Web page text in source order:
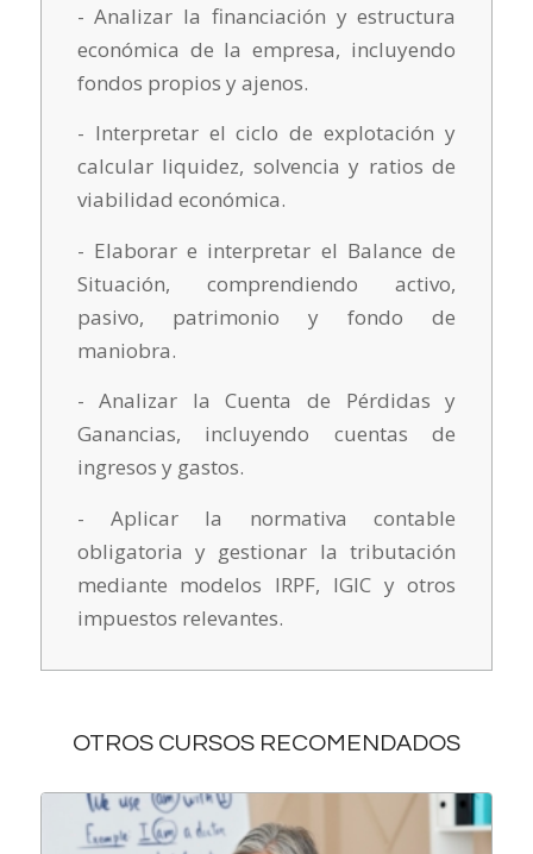
- Analizar la financiación y estructura
económica de la empresa, incluyendo
fondos propios y ajenos.
- Interpretar el ciclo de explotación y
calcular liquidez, solvencia y ratios de
viabilidad económica.
- Elaborar e interpretar el Balance de
Situación, comprendiendo activo,
pasivo, patrimonio y fondo de
maniobra.
- Analizar la Cuenta de Pérdidas y
Ganancias, incluyendo cuentas de
ingresos y gastos.
- Aplicar la normativa contable
obligatoria y gestionar la tributación
mediante modelos IRPF, IGIC y otros
impuestos relevantes.
OTROS CURSOS RECOMENDADOS